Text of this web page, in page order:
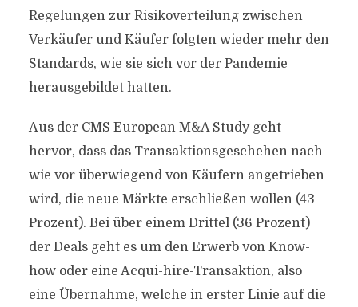
Regelungen zur Risikoverteilung zwischen
Verkäufer und Käufer folgten wieder mehr den
Standards, wie sie sich vor der Pandemie
herausgebildet hatten.
Aus der CMS European M&A Study geht
hervor, dass das Transaktionsgeschehen nach
wie vor überwiegend von Käufern angetrieben
wird, die neue Märkte erschließen wollen (43
Prozent). Bei über einem Drittel (36 Prozent)
der Deals geht es um den Erwerb von Know-
how oder eine Acqui-hire-Transaktion, also
eine Übernahme, welche in erster Linie auf die